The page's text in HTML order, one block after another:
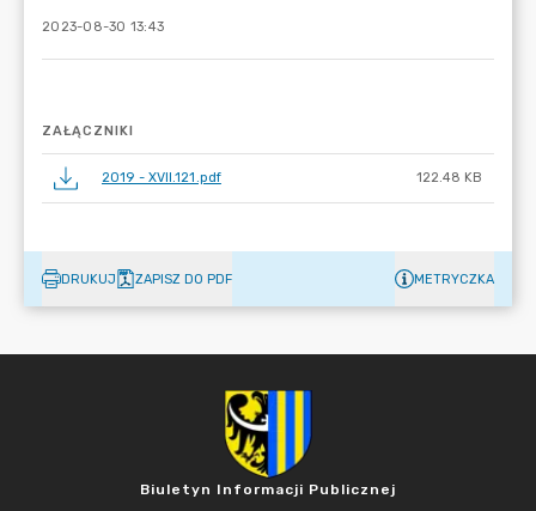
2023-08-30 13:43
ZAŁĄCZNIKI
2019 - XVII.121.pdf 122.48 KB
DRUKUJ ZAPISZ DO PDF METRYCZKA
Biuletyn Informacji Publicznej